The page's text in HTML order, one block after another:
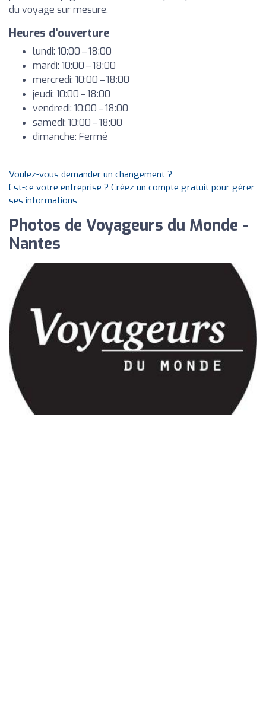
du voyage sur mesure.
Heures d'ouverture
lundi: 10:00 – 18:00
mardi: 10:00 – 18:00
mercredi: 10:00 – 18:00
jeudi: 10:00 – 18:00
vendredi: 10:00 – 18:00
samedi: 10:00 – 18:00
dimanche: Fermé
Voulez-vous demander un changement ?
Est-ce votre entreprise ? Créez un compte gratuit pour gérer
ses informations
Photos de Voyageurs du Monde -
Nantes